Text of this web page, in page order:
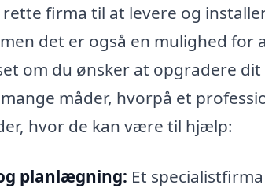
firma til at levere og
det er også en mulighed for
om du ønsker at opgradere
måder, hvorpå et
hvor de kan være til hjælp:
planlægning: Et